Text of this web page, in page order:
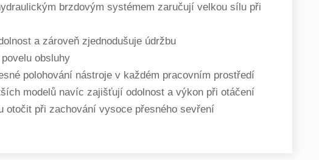
brzdovým systémem zaručují velkou sílu při
a zároveň zjednodušuje údržbu
obsluhy
polohování nástroje v každém pracovním prostředí
modelů navíc zajišťují odolnost a výkon při otáčení
otočit při zachování vysoce přesného sevření